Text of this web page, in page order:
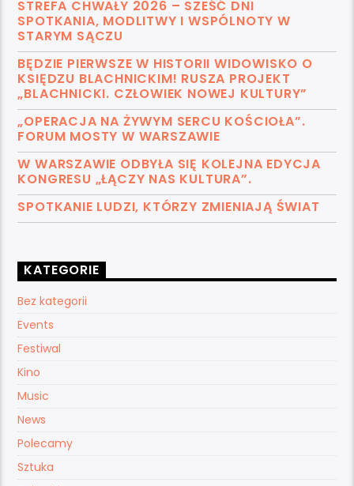
STREFA CHWAŁY 2026 – SZEŚĆ DNI
SPOTKANIA, MODLITWY I WSPÓLNOTY W
STARYM SĄCZU
BĘDZIE PIERWSZE W HISTORII WIDOWISKO O
KSIĘDZU BLACHNICKIM! RUSZA PROJEKT
„BLACHNICKI. CZŁOWIEK NOWEJ KULTURY”
„OPERACJA NA ŻYWYM SERCU KOŚCIOŁA”.
FORUM MOSTY W WARSZAWIE
W WARSZAWIE ODBYŁA SIĘ KOLEJNA EDYCJA
KONGRESU „ŁĄCZY NAS KULTURA”.
SPOTKANIE LUDZI, KTÓRZY ZMIENIAJĄ ŚWIAT
KATEGORIE
Bez kategorii
Events
Festiwal
Kino
Music
News
Polecamy
Sztuka